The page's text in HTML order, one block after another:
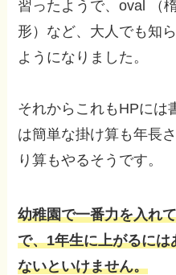
習ったようで、oval （
形）など、大人でも知
ようになりました。
それからこれもHPには
は簡単な掛け算も年長
り算もやるそうです。
幼稚園で一番力を入れ
で、1年生に上がるに
ないといけません。